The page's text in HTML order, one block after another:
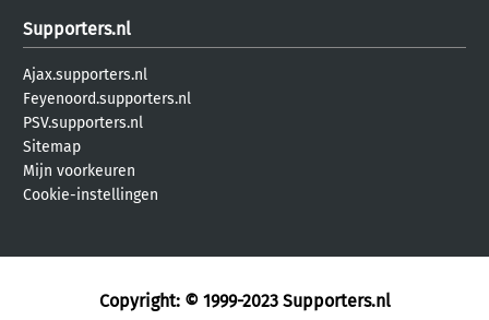
Supporters.nl
Ajax.supporters.nl
Feyenoord.supporters.nl
PSV.supporters.nl
Sitemap
Mijn voorkeuren
Cookie-instellingen
Copyright: © 1999-2023 Supporters.nl